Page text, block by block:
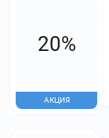
20%
АКЦИЯ